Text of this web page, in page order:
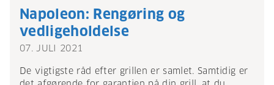
Napoleon: Rengøring og
vedligeholdelse
07. JULI 2021
De vigtigste råd efter grillen er samlet. Samtidig er